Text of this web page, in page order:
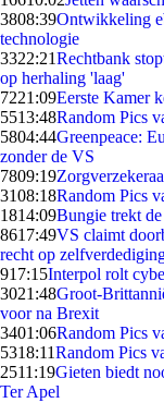
3808:39Ontwikkeling
technologie
3322:21Rechtbank
op herhaling 'laag'
7221:09Eerste Kamer
5513:48Random Pics
5804:44Greenpeace:
zonder de VS
7809:19
3108:18Random Pics
1814:09Bungie trekt
8617:49VS claimt
recht op
917:15Interpol rolt
3021:48Groot-
voor na Brexit
3401:06Random Pics
5318:11Random Pics
2511:19Gieten biedt
Ter Apel